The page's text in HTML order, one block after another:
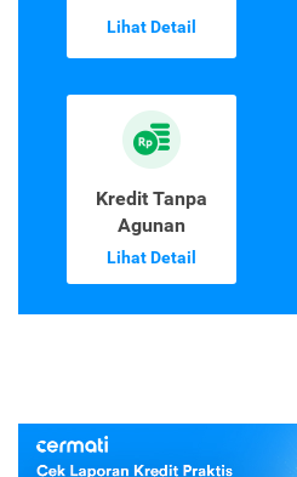
Lihat Detail
Kredit Tanpa
Agunan
Lihat Detail